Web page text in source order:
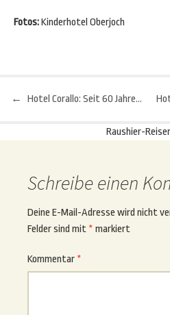
Fotos:Kinderhotel Oberjoch
← Hotel Corallo: Seit 60 Jahren im Einsatz für den Gast
Raushier-
Schreibe einen
Deine E-Mail-Adresse wird nicht
Felder sind mit * markiert
Kommentar *